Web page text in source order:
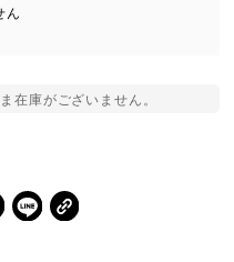
ん
在庫がございません。